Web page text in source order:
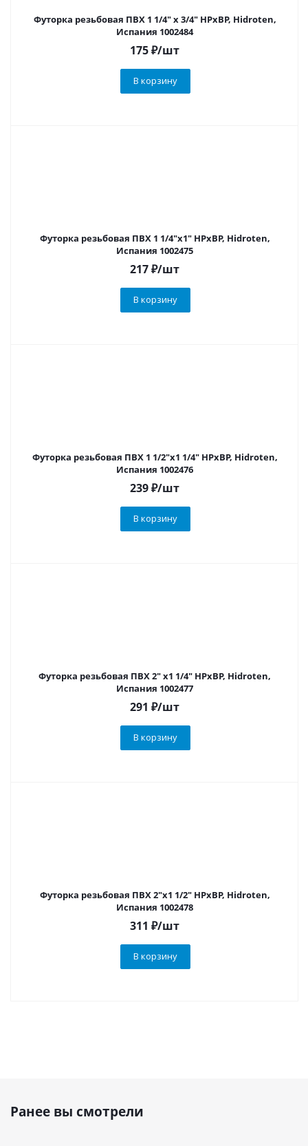
Футорка резьбовая ПВХ 1 1/4" х 3/4" НРхВР, Hidroten,
Испания 1002484
175₽/шт
В корзину
Футорка резьбовая ПВХ 1 1/4"х1" НРхВР, Hidroten,
Испания 1002475
217₽/шт
В корзину
Футорка резьбовая ПВХ 1 1/2"х1 1/4" НРхВР, Hidroten,
Испания 1002476
239₽/шт
В корзину
Футорка резьбовая ПВХ 2" х1 1/4" НРхВР, Hidroten,
Испания 1002477
291 ₽/шт
В корзину
Футорка резьбовая ПВХ 2"х1 1/2" НРхВР, Hidroten,
Испания 1002478
311 ₽/шт
В корзину
Ранее вы смотрели